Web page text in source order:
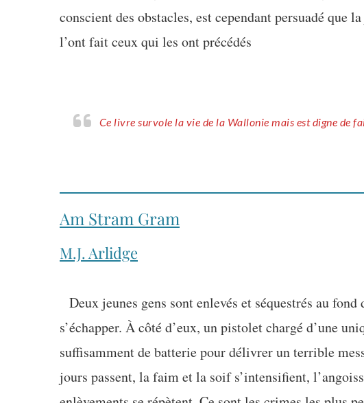
conscient des obstacles, est cependant persuadé que
l’ont fait ceux qui les ont précédés
Ce livre survole la vie de la Wallonie mais est digne de
Am Stram Gram
M.J. Arlidge
Deux jeunes gens sont enlevés et séquestrés au
s’échapper. À côté d’eux, un pistolet chargé d’une
suffisamment de batterie pour délivrer un terrible
jours passent, la faim et la soif s’intensifient,